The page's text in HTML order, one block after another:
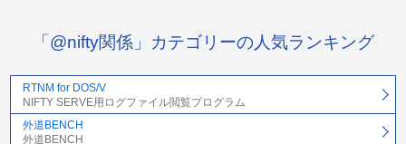
「@nifty関係」カテゴリーの人気ランキング
RTNM for DOS/V
NIFTY SERVE用ログファイル閲覧プログラム
外道BENCH
外道BENCH